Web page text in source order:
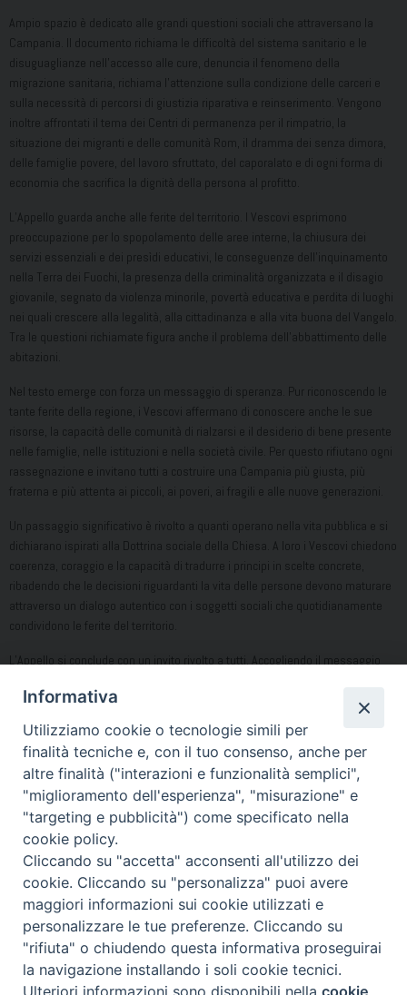
Ampio spazio è dedicato alle grandi questioni sociali che attraversano la
Campania. Il documento richiama le difficoltà del sistema sanitario e le
disuguaglianze nell’accesso alle cure, denuncia il fenomeno della
migrazione sanitaria, richiama l’attenzione sulla condizione delle carceri e
sulla necessità di percorsi di giustizia riparativa e reinserimento. Vengono
inoltre affrontati il tema dei Centri di permanenza per il rimpatrio, la
situazione dei migranti e delle comunità Rom, il dramma dei senza dimora,
delle famiglie povere, del lavoro sfruttato, del caporalato e di ogni forma di
economia che sacrifica la dignità della persona al profitto.
L’Appello guarda anche alle ferite del territorio. I Vescovi esprimono
preoccupazione per lo spopolamento delle aree interne, la chiusura dei
servizi essenziali e dei presìdi educativi, le conseguenze dell’inquinamento
nella Terra dei Fuochi, la presenza della criminalità organizzata e il disagio
giovanile, segnato da violenza minorile, povertà educativa e perdita di luoghi
nei quali crescere alla legalità, alla cittadinanza e alla vita buona del Vangelo.
Tra le questioni richiamate figura anche il problema dell’abbattimento delle
abitazioni.
Nel testo emerge con forza un messaggio di speranza. Pur riconoscendo le
tante ferite della regione, i Vescovi affermano di conoscere anche le sue
risorse, la capacità delle comunità di rialzarsi e il desiderio di bene presente
nelle famiglie, nelle istituzioni e nella società civile. Per questo rifiutano ogni
rassegnazione e invitano tutti a costruire una Campania più giusta, più
fraterna e più attenta ai piccoli, ai poveri, ai fragili e alle nuove generazioni.
Un passaggio significativo è rivolto a quanti operano nella vita pubblica e si
dichiarano ispirati alla Dottrina sociale della Chiesa. A loro i Vescovi chiedono
coerenza, coraggio e la capacità di tradurre i principi in scelte concrete,
ribadendo che le decisioni riguardanti la vita delle persone devono maturare
attraverso un dialogo autentico con i soggetti sociali che quotidianamente
condividono le ferite del territorio.
L’Appello si conclude con un invito rivolto a tutti. Accogliendo il messaggio
scegliere la giustizia, promuovere il bene comune e assumersi insieme la
Scarica qui il Documento completo
Condividi…
appello-vescovi
Piazza Duomo 7 - 80011 Acerra (NA) - Tel/Fax 081 5209329 -
ced@diocesiacerra.it © 2019 Diocesi di Acerra
Informativa
Utilizziamo cookie o tecnologie simili per
finalità tecniche e, con il tuo consenso, anche per
altre finalità ("interazioni e funzionalità semplici",
"miglioramento dell'esperienza", "misurazione" e
"targeting e pubblicità") come specificato nella
cookie policy.
Cliccando su "accetta" acconsenti all'utilizzo dei
cookie. Cliccando su "personalizza" puoi avere
maggiori informazioni sui cookie utilizzati e
personalizzare le tue preferenze. Cliccando su
"rifiuta" o chiudendo questa informativa proseguirai
la navigazione installando i soli cookie tecnici.